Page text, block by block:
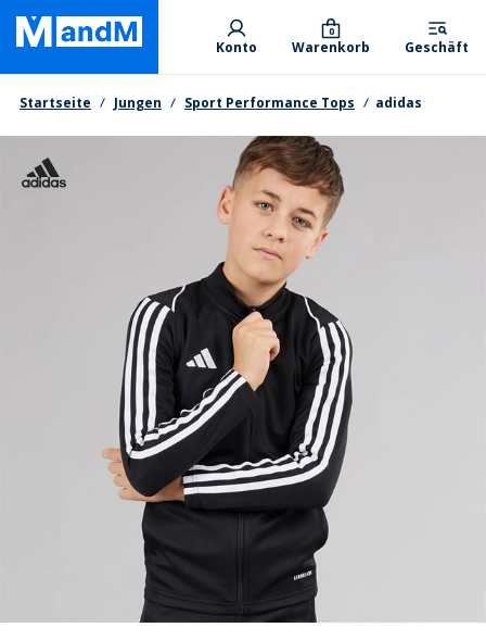
Skip
main
content
Primary departments
Konto Warenkorb
0
Geschäft
Brotkrumen
Startseite Jungen Sport Performance Tops adidas